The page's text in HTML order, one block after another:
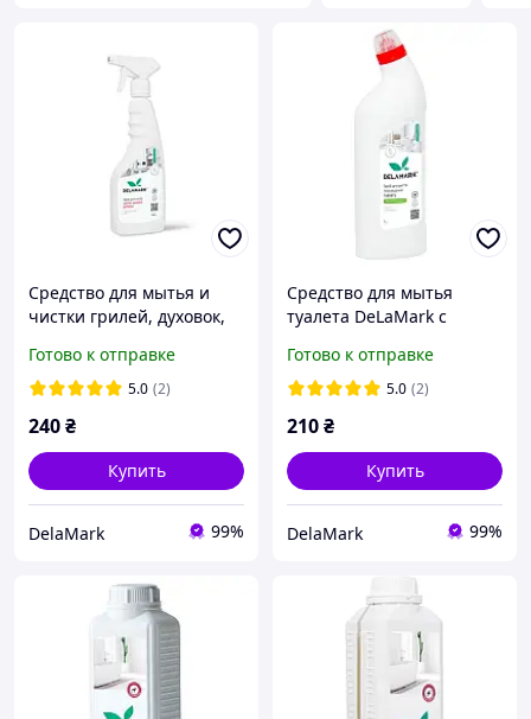
Средство для мытья и
чистки грилей, духовок,
камер Delamark 500 мл
(4820152332332)
Готово к отправке
5.0 (2)
240₴
Купить
DelaMark 99%
Средство для мытья
туалета DeLaMark с
Готово к отправке
5.0 (2)
210₴
Купить
DelaMark 99%